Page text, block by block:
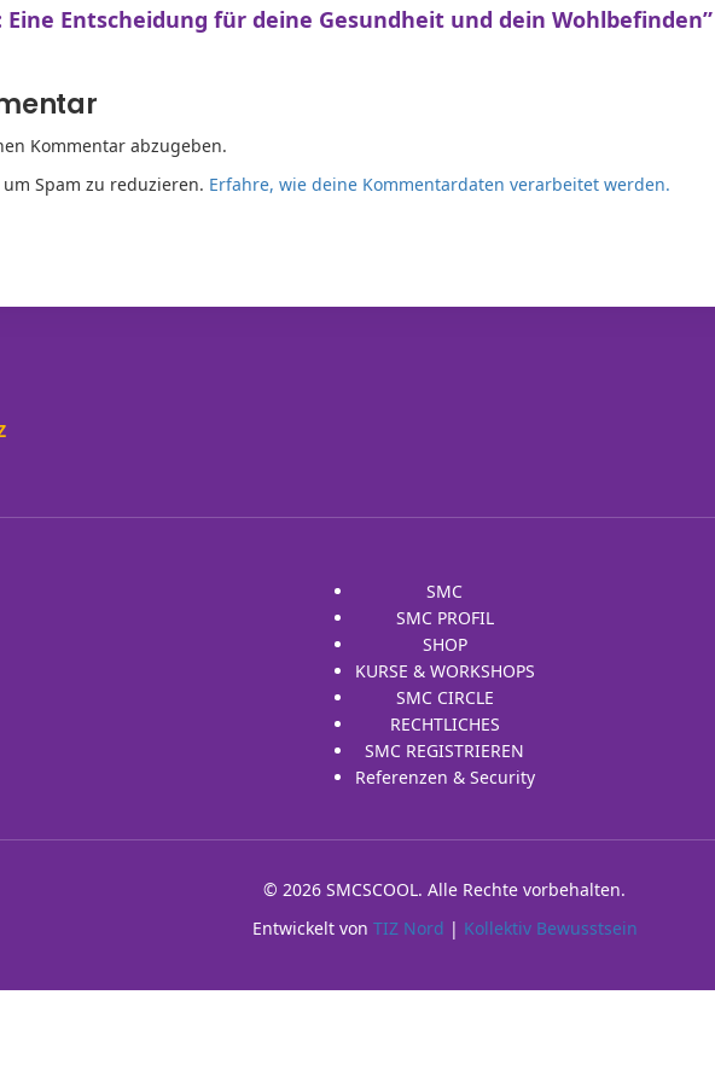
Eine Entscheidung für deine Gesundheit und dein Wohlbefinden”
Kommentar abzugeben.
Spam zu reduzieren. Erfahre, wie deine Kommentardaten verarbeitet werden.
SMC
SMC PROFIL
SHOP
KURSE & WORKSHOPS
SMC CIRCLE
RECHTLICHES
SMC REGISTRIEREN
Referenzen & Security
© 2026 SMCSCOOL. Alle Rechte vorbehalten.
Entwickelt von TIZ Nord | Kollektiv Bewusstsein